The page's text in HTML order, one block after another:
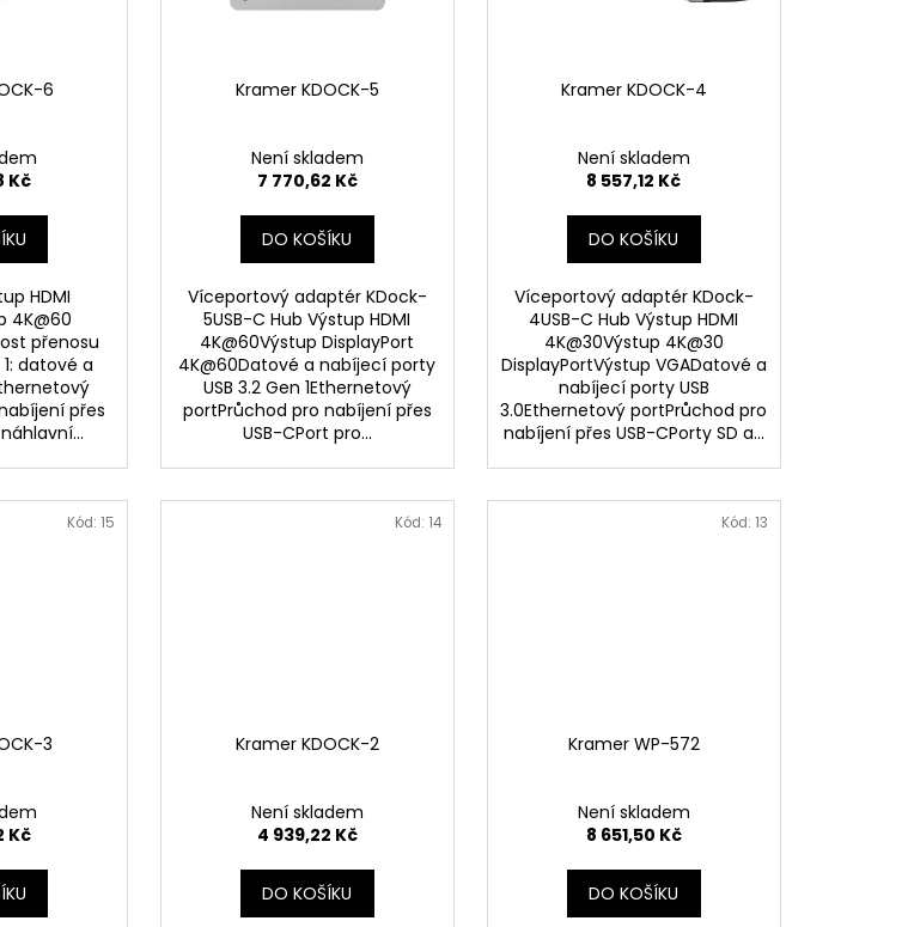
6
Kč
HDMI
4K@60
přenosu
1: datové a
přes
Kramer KDOCK-5
Není skladem
7 770,62 Kč
DO KOŠÍKU
Víceportový adaptér KDock-
5USB-C Hub Výstup HDMI
4K@60Výstup DisplayPort
4K@60Datové a nabíjecí porty
USB 3.2 Gen 1Ethernetový
portPrůchod pro nabíjení přes
USB-CPort pro...
Kramer KDOCK-4
Není skladem
8 557,12 Kč
DO KOŠÍKU
Víceportový adaptér KDock-
4USB-C Hub Výstup HDMI
4K@30Výstup 4K@30
DisplayPortVýstup VGADatové a
nabíjecí porty USB
3.0Ethernetový portPrůchod pro
nabíjení přes USB-CPorty SD a...
3
Kč
Kód:15
Kramer KDOCK-2
Není skladem
4 939,22 Kč
DO KOŠÍKU
Kód: 14
Kramer WP-572
Není skladem
8 651,50 Kč
DO KOŠÍKU
Kód: 13